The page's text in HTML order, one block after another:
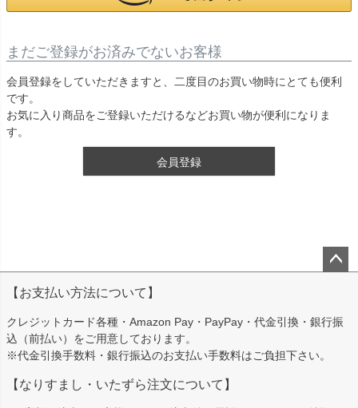
まだご登録がお済みでないお客様
会員登録をしていただきますと、二度目のお買い物時にとても便利
です。
お気に入り商品をご登録いただけるなどお買い物が便利になりま
す。
会員登録
ップ
へ
【お支払い方法について】
クレジットカード各種・Amazon Pay・PayPay・代金引換・銀行振
込（前払い）をご用意しております。
※代金引換手数料・銀行振込のお支払い手数料はご負担下さい。
【なりすまし・いたずら注文について】